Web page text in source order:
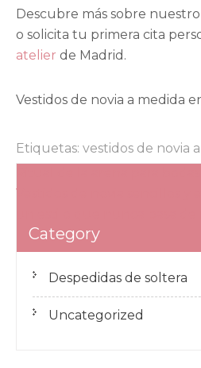
Descubre más sobre
o solicita tu primera cita
atelier de Madrid.
Vestidos de novia a medida
Etiquetas: vestidos de novia
de
entradas
Vestidos de novia sencillos y
Category
Despedidas de soltera
Uncategorized